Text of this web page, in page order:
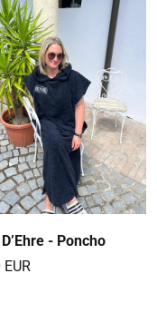
- Poncho